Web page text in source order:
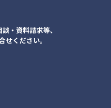
・資料請求等、
せください。